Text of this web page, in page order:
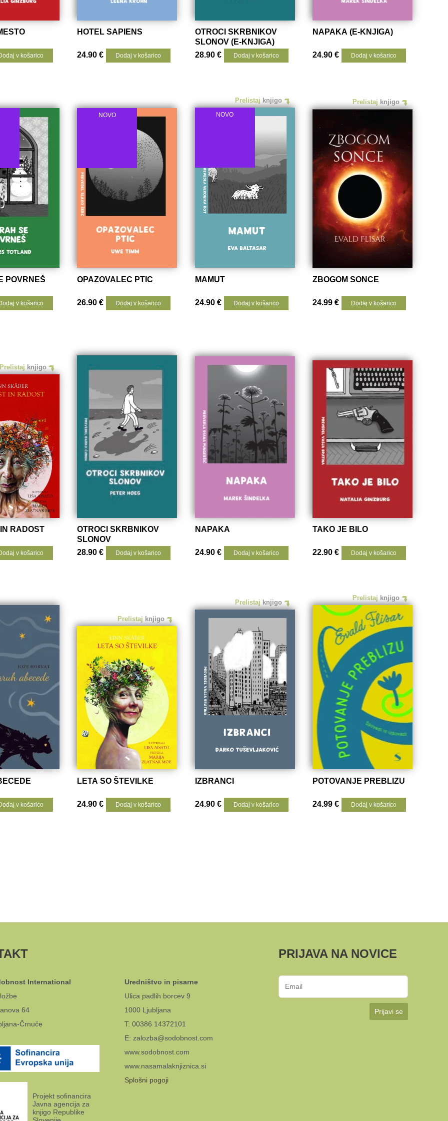
v košarico
HOTEL SAPIENS
24.90 € Dodaj v košarico
OTROCI SKRBNIKOV
SLONOV (E-KNJIGA)
28.90€ Dodaj v košarico
NAPAKA (E-KNJIGA)
24.90 € Dodaj v košarico
POVRNEŠ
v košarico
NOVO
OPAZOVALEC PTIC
26.90 € Dodaj v košarico
Prelistaj knjigo
NOVO
MAMUT
24.90€ Dodaj v košarico
Prelistaj knjigo
ZBOGOM SONCE
24.99 € Dodaj v košarico
Prelistaj knjigo
RADOST
v košarico
OTROCI SKRBNIKOV
SLONOV
28.90 € Dodaj v košarico
NAPAKA
24.90€ Dodaj v košarico
TAKO JE BILO
22.90 € Dodaj v košarico
v košarico
Prelistaj knjigo
LETA SO ŠTEVILKE
24.90 € Dodaj v košarico
Prelistaj knjigo
IZBRANCI
24.90€ Dodaj v košarico
Prelistaj knjigo
POTOVANJE PREBLIZU
24.99 € Dodaj v košarico
International
64
Črnuče
Projekt sofinancira
Javna agencija za
knjigo Republike
Uredništvo in pisarne
Ulica padlih borcev 9
1000 Ljubljana
T: 00386 14372101
E: zalozba@sodobnost.com
www.sodobnost.com
www.nasamalaknjiznica.si
Splošni pogoji
PRIJAVA NA NOVICE
Prijavi se